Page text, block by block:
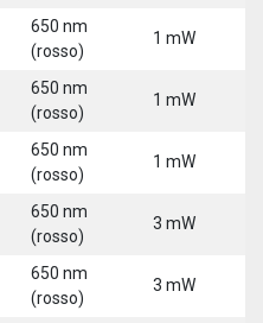
650 nm
(rosso)
1 mW
650 nm
(rosso)
1 mW
650 nm
(rosso)
1 mW
650 nm
(rosso)
3 mW
650 nm
(rosso)
3 mW